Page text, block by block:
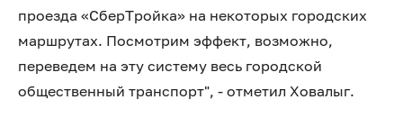
проезда «СберТройка» на некоторых городских
маршрутах. Посмотрим эффект, возможно,
переведем на эту систему весь городской
общественный транспорт", - отметил Ховалыг.